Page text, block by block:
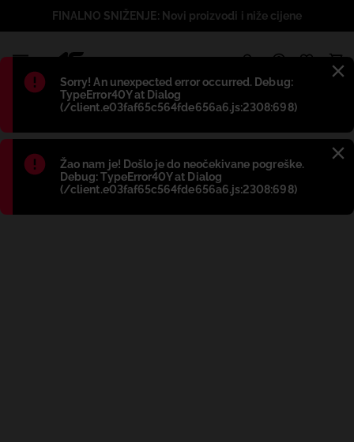
Błąd:
Sorry! An unexpected error occurred. Debug:
TypeError40Y at Dialog
(/client.e03faf65c564fde656a6.js:2308:698)
Błąd:
Žao nam je! Došlo je do neočekivane pogreške.
Debug: TypeError40Y at Dialog
(/client.e03faf65c564fde656a6.js:2308:698)
FINALNO SNIŽENJE: Novi proizvodi i niže cijene